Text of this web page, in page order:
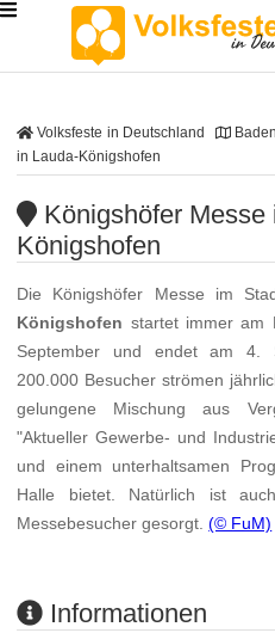
Volksfeste in Deutschland
in Lauda-Königshofen
Königshöfer Messe
Königshofen
Die Königshöfer Messe im
Königshofen startet immer am
September und endet am 4.
200.000 Besucher strömen
gelungene Mischung aus
"Aktueller Gewerbe- und
und einem unterhaltsamen
Halle bietet. Natürlich ist
Messebesucher gesorgt.(© FuM)
Informationen